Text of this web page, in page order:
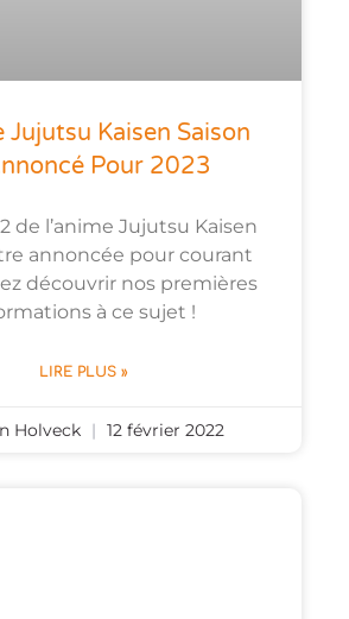
Jujutsu Kaisen Saison
Pour 2023
de l’anime Jujutsu Kaisen
annoncée pour courant
découvrir nos premières
à ce sujet !
LIRE PLUS »
Holveck 12 février 2022